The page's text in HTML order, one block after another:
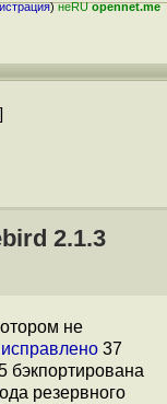
)неRUopennet.me
2.1.3
не
исправлено 37
бэкпортирована
резервного